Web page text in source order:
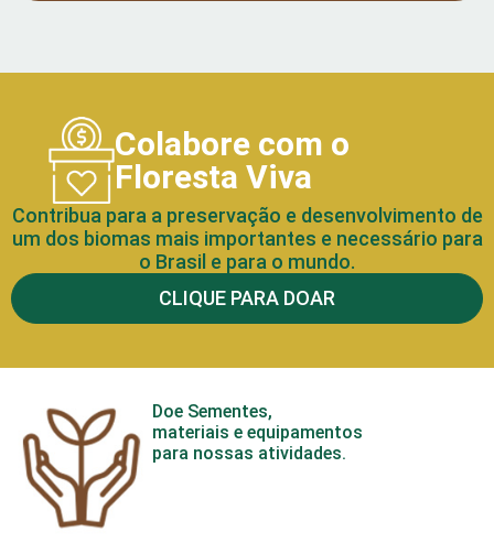
Colabore com o
Floresta Viva
Contribua para a preservação e desenvolvimento de
um dos biomas mais importantes e necessário para
o Brasil e para o mundo.
CLIQUE PARA DOAR
Doe Sementes,
materiais e equipamentos
para nossas atividades.